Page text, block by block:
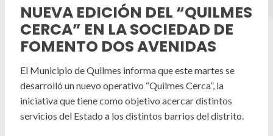
Puntos de interés
Mapa interactivo
Defensoria del Pueblo
GIRSU
Culturas
Deportes
Atención a la comunidad
Defensa del consumidor
NUEVA EDICIÓN DEL “QUILMES
CERCA” EN LA SOCIEDAD DE
FOMENTO DOS AVENIDAS
El Municipio de Quilmes informa que este martes se
desarrolló un nuevo operativo “Quilmes Cerca”, la
iniciativa que tiene como objetivo acercar distintos
servicios del Estado a los distintos barrios del distrito.